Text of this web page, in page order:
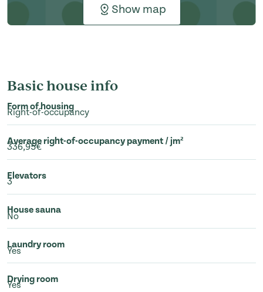
Show map
Basic house info
Form of housing
Right-of-occupancy
Average right-of-occupancy payment / jm²
336,95€
Elevators
3
House sauna
No
Laundry room
Yes
Drying room
Yes